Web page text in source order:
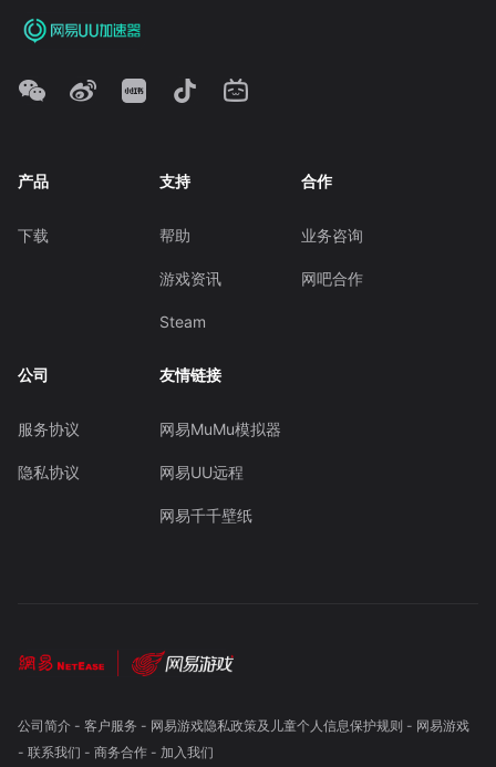
产品
下载
支持
帮助
游戏资讯
Steam
合作
业务咨询
网吧合作
公司
服务协议
隐私协议
友情链接
网易MuMu模拟器
网易UU远程
网易千千壁纸
公司简介- 客户服务 - 网易游戏隐私政策及儿童个人信息保护规则 - 网易游戏
- 联系我们 - 商务合作- 加入我们